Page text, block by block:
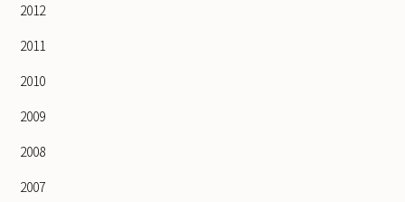
2012
2011
2010
2009
2008
2007